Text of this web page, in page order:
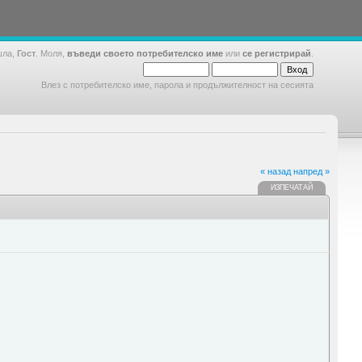
Гост . Моля, въведи своето потребителско име или се регистрирай
Влез с потребителско име, парола и продължителност на сесията
« назад напред »
ИЗПЕЧАТАЙ